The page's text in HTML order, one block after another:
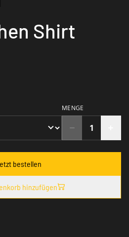
Shirt
MENGE
bestellen
hinzufügen